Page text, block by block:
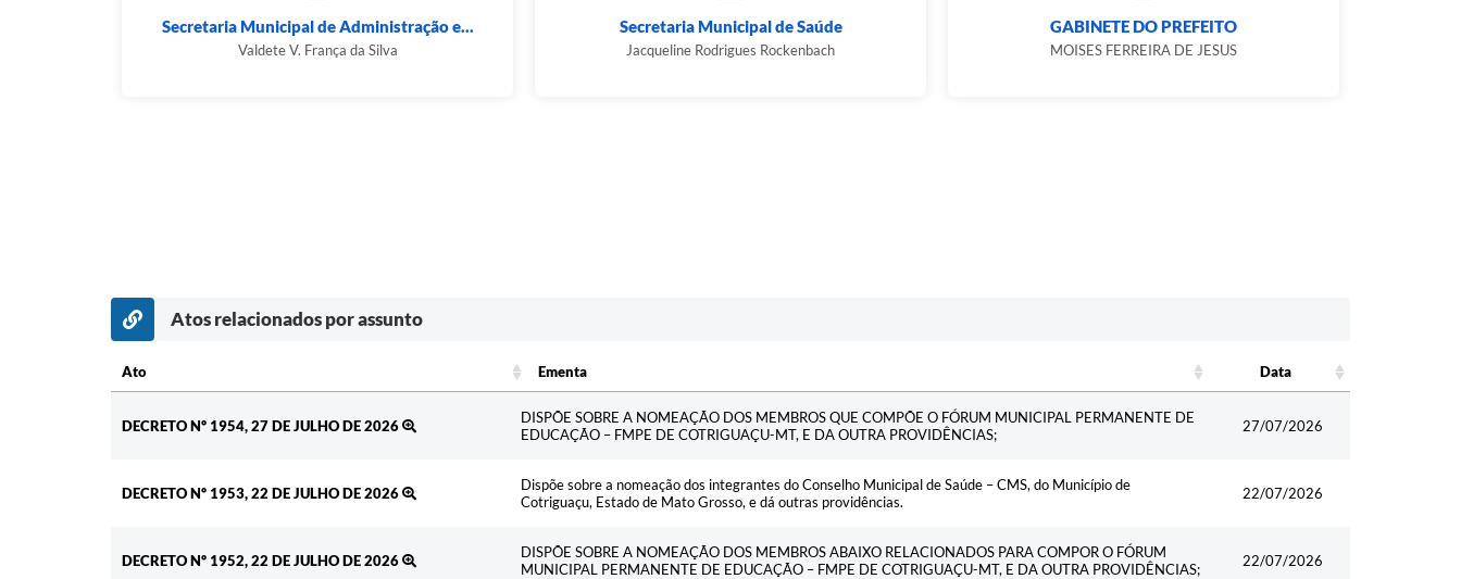
Secretaria Municipal de Administração e...
Valdete V. França da Silva
Secretaria Municipal de Saúde
Jacqueline Rodrigues Rockenbach
GABINETE DO PREFEITO
MOISES FERREIRA DE JESUS
Atos relacionados por assunto
Ato Ementa
Data
DECRETO Nº 1954, 27 DE JULHO DE 2026
DISPÕE SOBRE A NOMEAÇÃO DOS MEMBROS QUE COMPÕE O FÓRUM MUNICIPAL PERMANENTE DE
EDUCAÇÃO – FMPE DE COTRIGUAÇU-MT, E DA OUTRA PROVIDÊNCIAS;
27/07/2026
DECRETO Nº 1953, 22 DE JULHO DE 2026
Dispõe sobre a nomeação dos integrantes do Conselho Municipal de Saúde – CMS, do Município de
Cotriguaçu, Estado de Mato Grosso, e dá outras providências.
22/07/2026
DECRETO Nº 1952, 22 DE JULHO DE 2026
DISPÕE SOBRE A NOMEAÇÃO DOS MEMBROS ABAIXO RELACIONADOS PARA COMPOR O FÓRUM
MUNICIPAL PERMANENTE DE EDUCAÇÃO – FMPE DE COTRIGUAÇU-MT, E DA OUTRA PROVIDÊNCIAS;
22/07/2026